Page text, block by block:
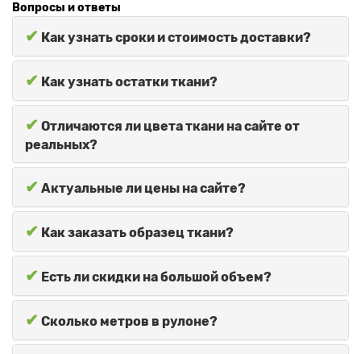
Вопросы и ответы
✔ Как узнать сроки и стоимость доставки?
✔ Как узнать остатки ткани?
✔ Отличаются ли цвета ткани на сайте от
реальных?
✔ Актуальные ли цены на сайте?
✔ Как заказать образец ткани?
✔ Есть ли скидки на большой объем?
✔ Сколько метров в рулоне?